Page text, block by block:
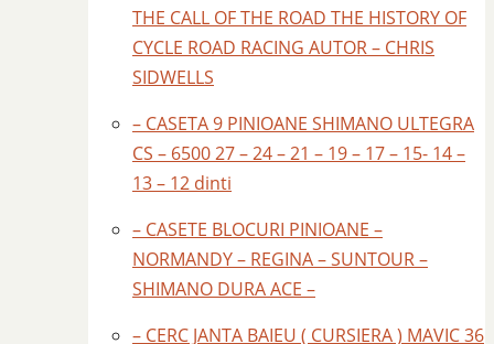
THE CALL OF THE ROAD THE HISTORY OF
CYCLE ROAD RACING AUTOR – CHRIS
SIDWELLS
– CASETA 9 PINIOANE SHIMANO ULTEGRA
CS – 6500 27 – 24 – 21 – 19 – 17 – 15- 14 –
13 – 12 dinti
– CASETE BLOCURI PINIOANE –
NORMANDY – REGINA – SUNTOUR –
SHIMANO DURA ACE –
– CERC JANTA BAIEU ( CURSIERA ) MAVIC 36